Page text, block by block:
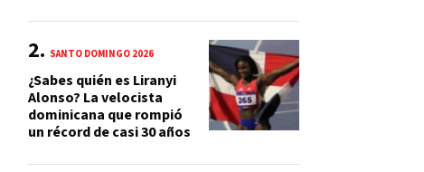
SANTO DOMINGO 2026
¿Sabes quién es Liranyi
Alonso? La velocista
dominicana que rompió
un récord de casi 30 años